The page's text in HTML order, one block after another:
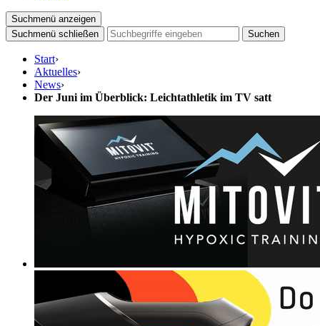
Suchmenü anzeigen
Suchmenü schließen
Suchen
Start›
Aktuelles›
News›
Der Juni im Überblick: Leichtathletik im TV satt